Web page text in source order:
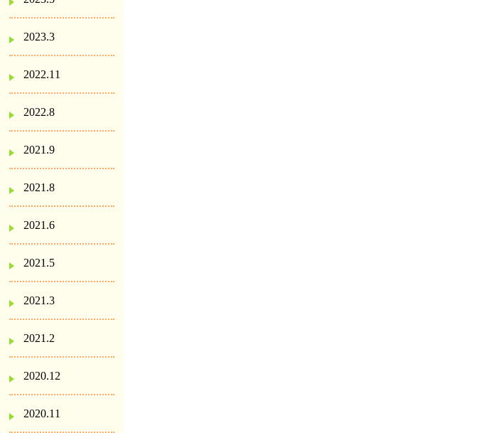
2023.3
2022.11
2022.8
2021.9
2021.8
2021.6
2021.5
2021.3
2021.2
2020.12
2020.11